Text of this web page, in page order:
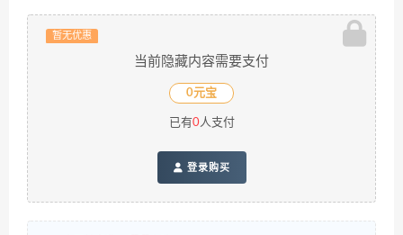
暂无优惠
当前隐藏内容需要支付
0元宝
已有0人支付
登录购买